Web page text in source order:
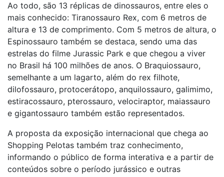
Ao todo, são 13 réplicas de dinossauros, entre eles o
mais conhecido: Tiranossauro Rex, com 6 metros de
altura e 13 de comprimento. Com 5 metros de altura, o
Espinossauro também se destaca, sendo uma das
estrelas do filme Jurassic Park e que chegou a viver
no Brasil há 100 milhões de anos. O Braquiossauro,
semelhante a um lagarto, além do rex filhote,
dilofossauro, protocerátopo, anquilossauro, galimimo,
estiracossauro, pterossauro, velociraptor, maiassauro
e gigantossauro também estão representados.
A proposta da exposição internacional que chega ao
Shopping Pelotas também traz conhecimento,
informando o público de forma interativa e a partir de
conteúdos sobre o período jurássico e outras